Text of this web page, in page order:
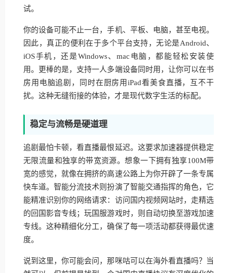
试。
你的设备可能不止一台，手机、平板、电脑，甚至电视。
因此，真正的便利在于多个平台支持，无论是Android、
iOS手机，还是Windows、mac电脑，都能轻松安装使
用。更棒的是，支持一人多端设备同时用，让你可以在书
房用电脑追剧，同时在厨房用iPad看美食直播，互不干
扰。这种无缝衔接的体验，才是现代数字生活的标配。
稳定与流畅是硬道理
追剧最怕卡顿，看直播最恨延迟。这要求加速器提供稳定
无限流量和独享的带宽资源。想象一下拥有独享100M带
宽的感觉，就像在拥挤的高速公路上为你开辟了一条专属
快车道。智能分流技术则扮演了智能交通指挥的角色，它
能精准识别你的网络请求：访问国内视频网站时，走精选
的回国影音专线；玩国服游戏时，则自动切换至游戏加速
专线。这种精细化分工，确保了每一项活动都获得最优速
度。
说到这里，你可能会问，那咪咕可以在海外看直播吗？当